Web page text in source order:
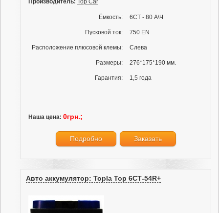
Производитель: Top Car
Ёмкость: 6СТ - 80 А\Ч
Пусковой ток: 750 EN
Расположение плюсовой клемы: Слева
Размеры: 276*175*190 мм.
Гарантия: 1,5 года
Наша цена: 0грн.;
Подробно Заказать
Авто аккумулятор: Topla Top 6СТ-54R+